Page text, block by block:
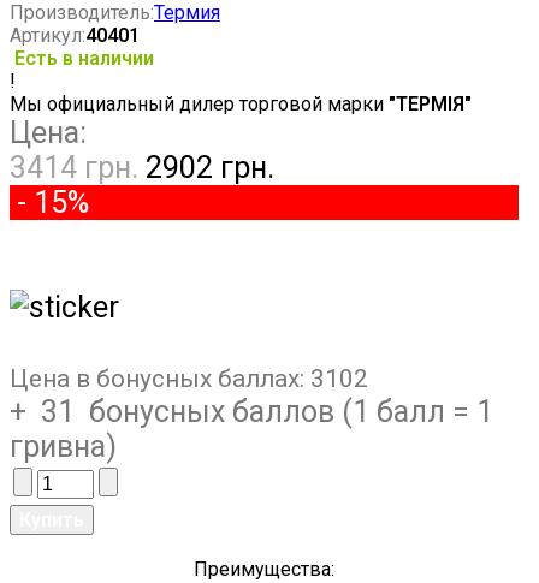
Производитель:Термия
Артикул:40401
Есть в наличии
!
Мы официальный дилер торговой марки "ТЕРМІЯ"
Цена:
3414 грн. 2902 грн.
- 15%
Цена в бонусных баллах: 3102
+ 31 бонусных баллов (1 балл = 1
гривна)
Преимущества: